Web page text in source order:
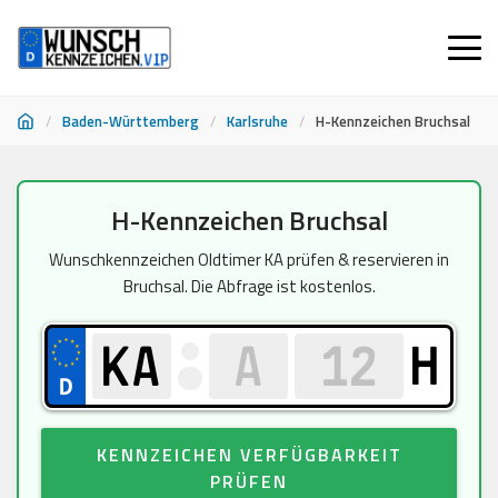
/ Baden-Württemberg / Karlsruhe / H-Kennzeichen Bruchsal
springen
H-Kennzeichen Bruchsal
Wunschkennzeichen Oldtimer KA prüfen & reservieren in
Bruchsal. Die Abfrage ist kostenlos.
H
KENNZEICHEN VERFÜGBARKEIT
PRÜFEN